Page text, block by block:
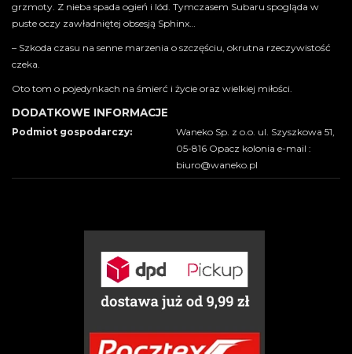
grzmoty. Z nieba spada ogień i lód. Tymczasem Subaru spogląda w
puste oczy zawładniętej obsesją Sphinx…
– Szkoda czasu na senne marzenia o szczęściu, okrutna rzeczywistość
czeka.
Oto tom o pojedynkach na śmierć i życie oraz wielkiej miłości.
DODATKOWE INFORMACJE
Podmiot gospodarczy:
Waneko Sp. z o.o. ul. Szyszkowa 51,
05-816 Opacz kolonia e-mail :
biuro@waneko.pl